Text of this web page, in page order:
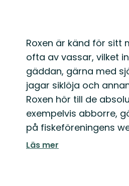
Beskrivning
Roxen är känd för sitt
ofta av vassar, vilket
gäddan, gärna med
jagar siklöja och
Roxen hör till de
exempelvis abborre,
på fiskeföreningens
Läs mer